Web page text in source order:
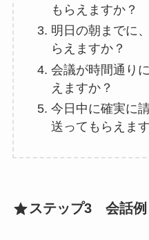
もらえますか？
明日の朝までに
らえますか？
会議が時間通り
えますか？
今日中に確実に
送ってもらえま
ステップ3 会話例